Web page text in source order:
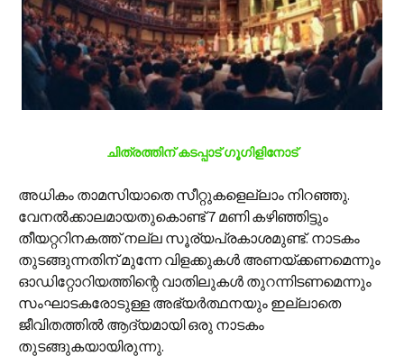
ചിത്രത്തിന് കടപ്പാട് ഗൂഗിളിനോട്
അധികം താമസിയാതെ സീറ്റുകളെല്ലാം നിറഞ്ഞു.
വേനല്‍ക്കാലമായതുകൊണ്ട് 7 മണി കഴിഞ്ഞിട്ടും
തീയറ്ററിനകത്ത് നല്ല സൂര്യപ്രകാശമുണ്ട്. നാടകം
തുടങ്ങുന്നതിന് മുന്നേ വിളക്കുകള്‍ അണയ്ക്കണമെന്നും
ഓഡിറ്റോറിയത്തിന്റെ വാതിലുകള്‍ തുറന്നിടണമെന്നും
സംഘാടകരോടുള്ള അഭ്യര്‍ത്ഥനയും ഇല്ലാതെ
ജീവിതത്തില്‍ ആദ്യമായി ഒരു നാടകം
തുടങ്ങുകയായിരുന്നു.